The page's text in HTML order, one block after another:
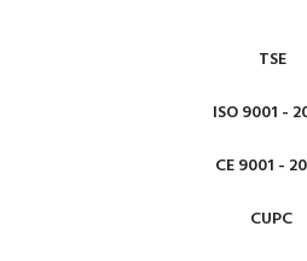
TSE
ISO 9001 -
CE 9001 -
CUPC